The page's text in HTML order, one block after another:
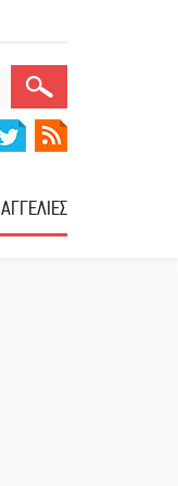
ΑΓΓΕΛΙΕΣ